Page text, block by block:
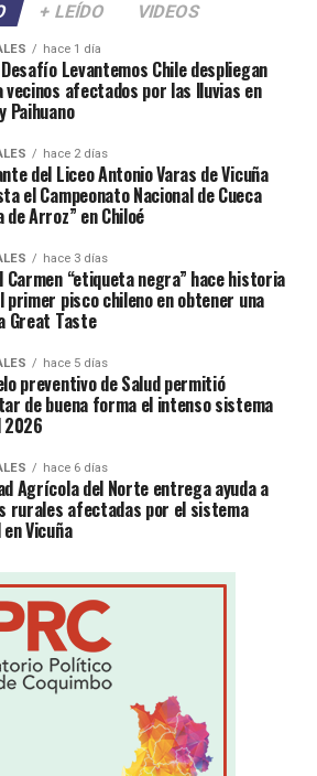
+ LEÍDO VIDEOS
hace 1 día
Levantemos Chile despliegan
vecinos afectados por las lluvias en
Paihuano
hace 2 días
del Liceo Antonio Varas de Vicuña
el Campeonato Nacional de Cueca
de Arroz” en Chiloé
hace 3 días
Carmen “etiqueta negra” hace historia
primer pisco chileno en obtener una
Great Taste
hace 5 días
preventivo de Salud permitió
de buena forma el intenso sistema
hace 6 días
Agrícola del Norte entrega ayuda a
rurales afectadas por el sistema
Vicuña